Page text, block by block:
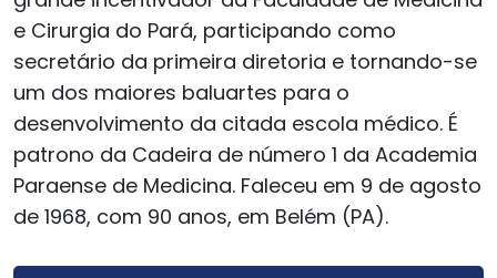
e Cirurgia do Pará, participando como
secretário da primeira diretoria e tornando-se
um dos maiores baluartes para o
desenvolvimento da citada escola médico. É
patrono da Cadeira de número 1 da Academia
Paraense de Medicina. Faleceu em 9 de agosto
de 1968, com 90 anos, em Belém (PA).